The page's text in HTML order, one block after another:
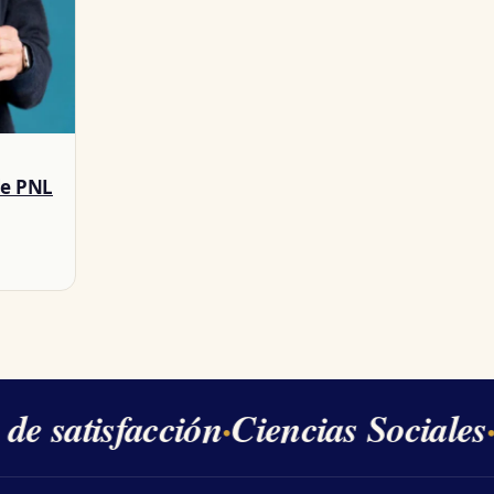
PNL
satisfacción·Ciencias Sociales·